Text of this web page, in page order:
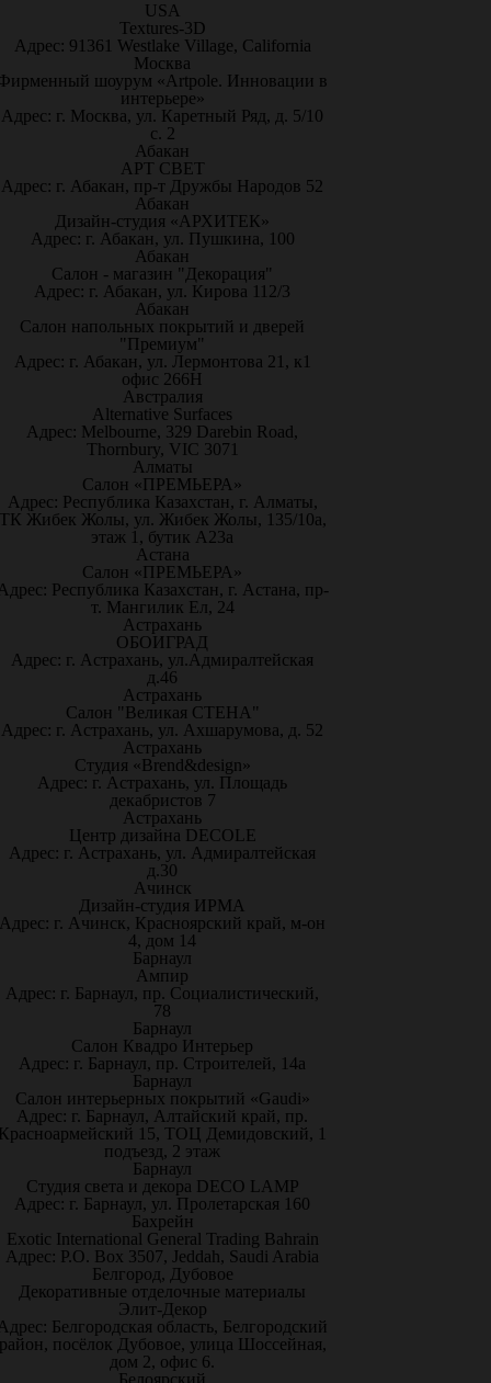
USA
Textures-3D
Адрес: 91361 Westlake Village, California
Москва
шоурум «Artpole. Инновации в
интерьере»
Адрес: г. Москва, ул. Каретный Ряд, д. 5/10
с. 2
Абакан
АРТ СВЕТ
Адрес: г. Абакан, пр-т Дружбы Народов 52
Абакан
Дизайн-студия «АРХИТЕК»
Адрес: г. Абакан, ул. Пушкина, 100
Абакан
Салон - магазин "Декорация"
Адрес: г. Абакан, ул. Кирова 112/3
Абакан
Салон напольных покрытий и дверей
"Премиум"
Адрес: г. Абакан, ул. Лермонтова 21, к1
офис 266Н
Австралия
Alternative Surfaces
Адрес: Melbourne, 329 Darebin Road,
Thornbury, VIC 3071
Алматы
Салон «ПРЕМЬЕРА»
Адрес: Республика Казахстан, г. Алматы,
Жибек Жолы, ул. Жибек Жолы, 135/10а,
этаж 1, бутик А23а
Астана
Салон «ПРЕМЬЕРА»
Республика Казахстан, г. Астана, пр-
т. Мангилик Ел, 24
Астрахань
ОБОИГРАД
Адрес: г. Астрахань, ул.Адмиралтейская
д.46
Астрахань
Салон "Великая СТЕНА"
Адрес: г. Астрахань, ул. Ахшарумова, д. 52
Астрахань
Студия «Brend&design»
Адрес: г. Астрахань, ул. Площадь
декабристов 7
Астрахань
Центр дизайна DECOLE
Адрес: г. Астрахань, ул. Адмиралтейская
д.30
Ачинск
Дизайн-студия ИРМА
Адрес: г. Ачинск, Красноярский край, м-он
4, дом 14
Барнаул
Ампир
Адрес: г. Барнаул, пр. Социалистический,
78
Барнаул
Салон Квадро Интерьер
Адрес: г. Барнаул, пр. Строителей, 14а
Барнаул
Салон интерьерных покрытий «Gaudi»
Адрес: г. Барнаул, Алтайский край, пр.
15, ТОЦ Демидовский, 1
подъезд, 2 этаж
Барнаул
Студия света и декора DECO LAMP
Адрес: г. Барнаул, ул. Пролетарская 160
Бахрейн
Exotic International General Trading Bahrain
Адрес: P.O. Box 3507, Jeddah, Saudi Arabia
Белгород, Дубовое
Декоративные отделочные материалы
Элит-Декор
Белгородская область, Белгородский
посёлок Дубовое, улица Шоссейная,
дом 2, офис 6.
Белоярский